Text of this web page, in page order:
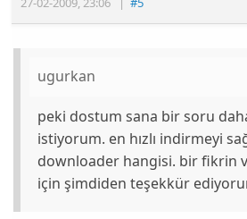
ugurkan
peki dostum sana bir soru
istiyorum. en hızlı indirmeyi
downloader hangisi. bir fikrin
için şimdiden teşekkür